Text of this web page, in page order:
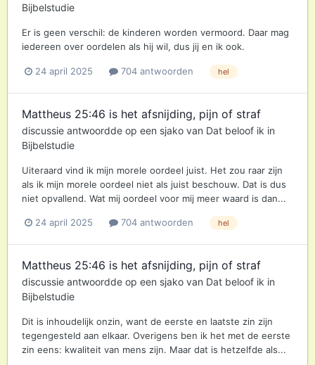
Bijbelstudie
Er is geen verschil: de kinderen worden vermoord. Daar mag
iedereen over oordelen als hij wil, dus jij en ik ook.
24 april 2025 704 antwoorden hel
Mattheus 25:46 is het afsnijding, pijn of straf
discussie antwoordde op een sjako van Dat beloof ik in
Bijbelstudie
Uiteraard vind ik mijn morele oordeel juist. Het zou raar zijn
als ik mijn morele oordeel niet als juist beschouw. Dat is dus
niet opvallend. Wat mij oordeel voor mij meer waard is dan...
24 april 2025 704 antwoorden hel
Mattheus 25:46 is het afsnijding, pijn of straf
discussie antwoordde op een sjako van Dat beloof ik in
Bijbelstudie
Dit is inhoudelijk onzin, want de eerste en laatste zin zijn
tegengesteld aan elkaar. Overigens ben ik het met de eerste
zin eens: kwaliteit van mens zijn. Maar dat is hetzelfde als...